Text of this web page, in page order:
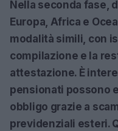
Nella seconda fase,
Europa, Africa e
modalità simili, con
compilazione e la
attestazione. È
pensionati possono
obbligo grazie a
previdenziali esteri.